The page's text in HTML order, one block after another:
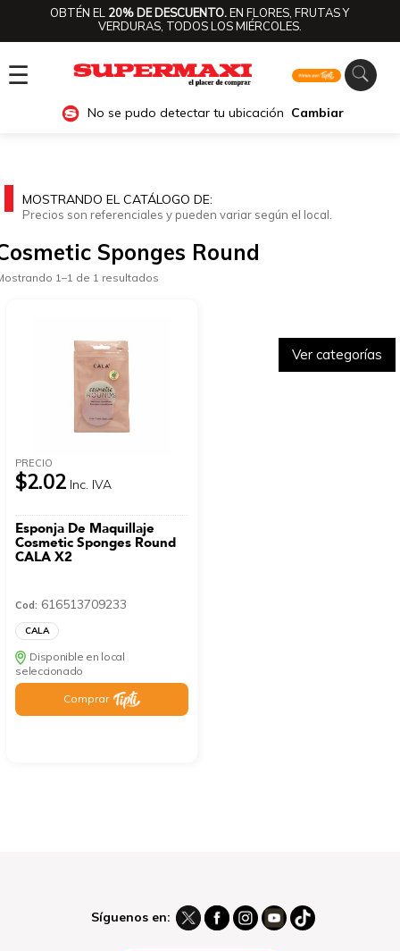
OBTÉN EL 20% DE DESCUENTO.EN FLORES, FRUTAS Y
VERDURAS, TODOS LOS MIÉRCOLES.
☰
No se pudo detectar tu ubicación Cambiar
Ver categorías
MOSTRANDO EL CATÁLOGO DE:
Precios son referenciales y pueden variar según el local.
Sponges Round
1–1 de 1 resultados
PRECIO
$2.02 Inc. IVA
Esponja De Maquillaje
Cosmetic Sponges Round
CALA X2
Cod: 616513709233
CALA
Disponible en local
seleccionado
Comprar
Síguenos en: